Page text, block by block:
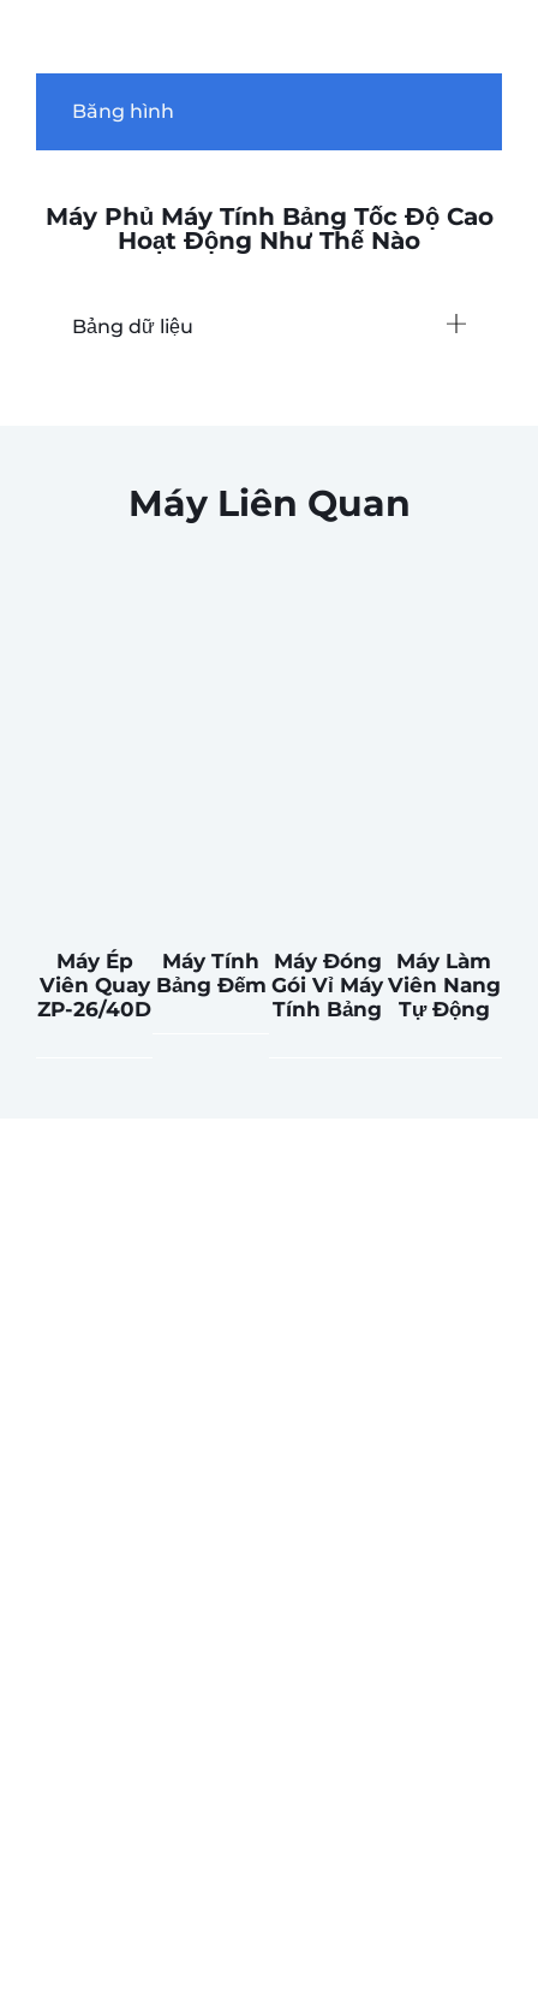
Băng hình
Máy Phủ Máy Tính Bảng Tốc Độ Cao
Hoạt Động Như Thế Nào
Bảng dữ liệu
Máy Liên Quan
Máy Ép
Viên Quay
ZP-26/40D
Máy Tính
Bảng Đếm
Máy Đóng
Gói Vỉ Máy
Tính Bảng
Máy Làm
Viên Nang
Tự Động